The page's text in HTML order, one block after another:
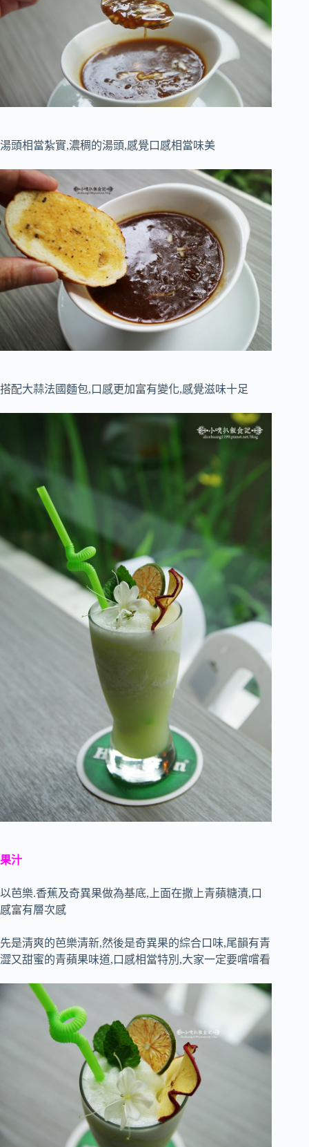
湯頭相當紮實,濃稠的湯頭,感覺口感相當味美
搭配大蒜法國麵包,口感更加富有變化,感覺滋味十足
果汁
以芭樂.香蕉及奇異果做為基底,上面在撒上青蘋糖漬,口
感富有層次感
先是清爽的芭樂清新,然後是奇異果的綜合口味,尾韻有青
澀又甜蜜的青蘋果味道,口感相當特別,大家一定要嚐嚐看